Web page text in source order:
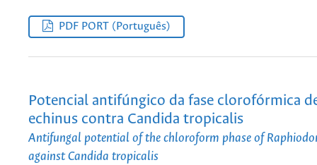
PDF PORT (Português)
Potencial antifúngico da fase clorofórmica
echinus contra Candida tropicalis
Antifungal potential of the chloroform phase of
against Candida tropicalis